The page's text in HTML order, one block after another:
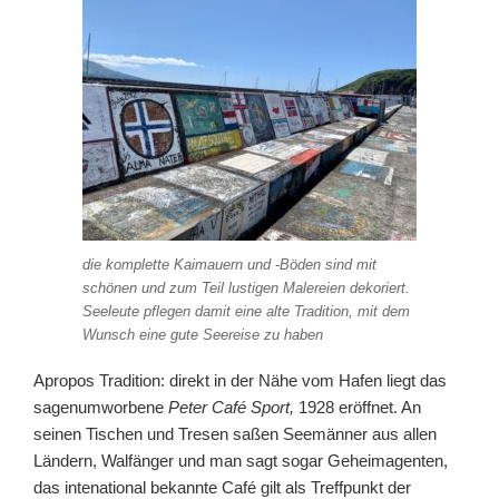
die komplette Kaimauern und -Böden sind mit
schönen und zum Teil lustigen Malereien dekoriert.
Seeleute pflegen damit eine alte Tradition, mit dem
Wunsch eine gute Seereise zu haben
Apropos Tradition: direkt in der Nähe vom Hafen liegt das
sagenumworbene Peter Café Sport, 1928 eröffnet. An
seinen Tischen und Tresen saßen Seemänner aus allen
Ländern, Walfänger und man sagt sogar Geheimagenten,
das intenational bekannte Café gilt als Treffpunkt der